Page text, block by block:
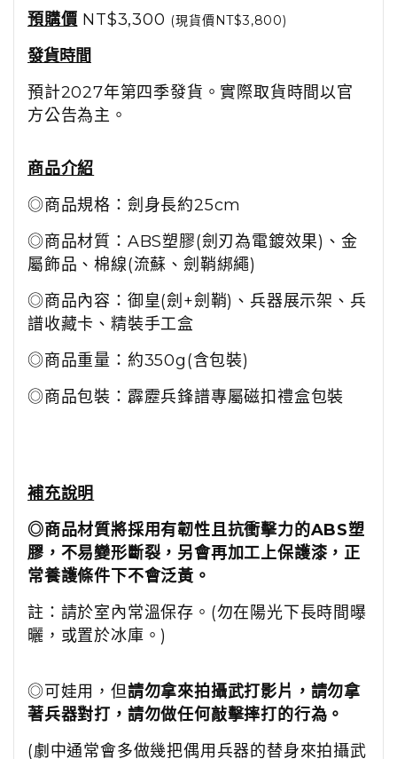
預購價 NT$3,300 (現貨價NT$3,800)
發貨時間
預計2027年第四季發貨。實際取貨時間以官
方公告為主。
商品介紹
◎商品規格：劍身長約25cm
◎商品材質：ABS塑膠(劍刃為電鍍效果)、金
屬飾品、棉線(流蘇、劍鞘綁繩)
◎商品內容：御皇(劍+劍鞘)、兵器展示架、兵
譜收藏卡、精裝手工盒
◎商品重量：約350g(含包裝)
◎商品包裝：霹靂兵鋒譜專屬磁扣禮盒包裝
補充說明
◎商品材質將採用有韌性且抗衝擊力的ABS塑
膠，不易變形斷裂，另會再加工上保護漆，正
常養護條件下不會泛黃。
註：請於室內常溫保存。(勿在陽光下長時間曝
曬，或置於冰庫。)
◎可娃用，但請勿拿來拍攝武打影片，請勿拿
著兵器對打，請勿做任何敲擊摔打的行為。
(劇中通常會多做幾把偶用兵器的替身來拍攝武